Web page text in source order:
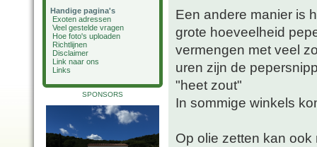
Handige pagina's
Exoten adressen
Veel gestelde vragen
Hoe foto's uploaden
Richtlijnen
Disclaimer
Link naar ons
Links
SPONSORS
Een andere manier is
grote hoeveelheid
vermengen met veel
uren zijn de
"heet zout"
In sommige winkels
Op olie zetten kan